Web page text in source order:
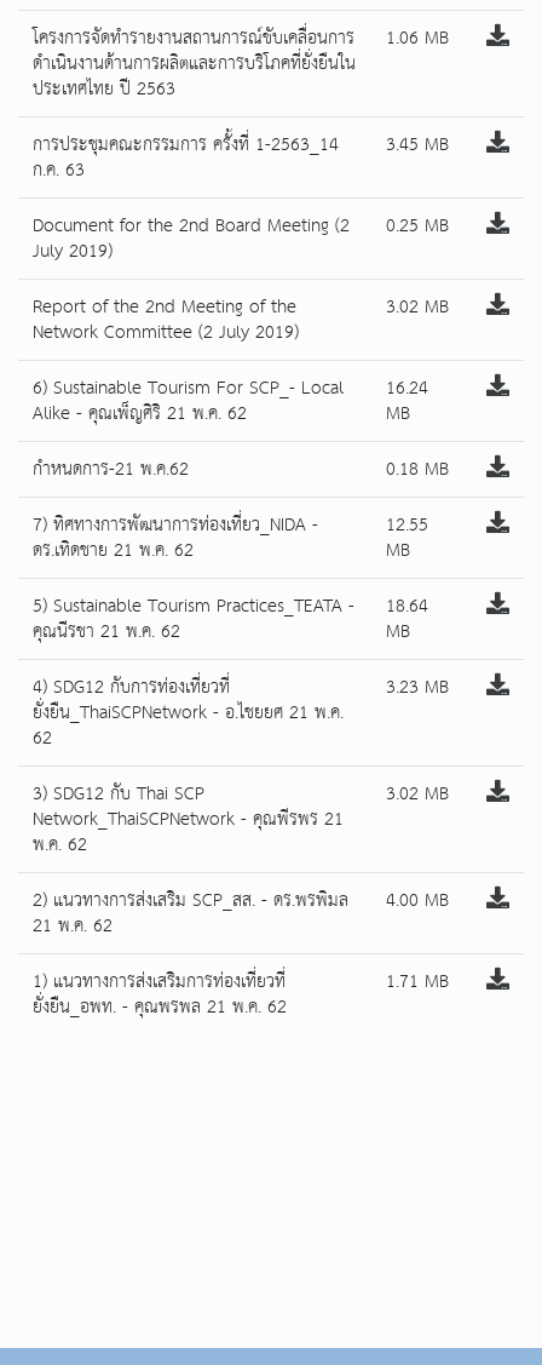
โครงการจัดทำรายงานสถานการณ์ขับเคลื่อนการ
ดำเนินงานด้านการผลิตและการบริโภคที่ยั่งยืนใน
ประเทศไทย ปี 2563
1.06 MB
การประชุมคณะกรรมการ ครั้งที่ 1-2563_14
ก.ค. 63
3.45 MB
Document for the 2nd Board Meeting (2
July 2019)
0.25 MB
Report of the 2nd Meeting of the
Network Committee (2 July 2019)
3.02 MB
6) Sustainable Tourism For SCP_- Local
Alike - คุณเพ็ญศิริ 21 พ.ค. 62
16.24
MB
กำหนดการ-21 พ.ค.62
0.18 MB
7) ทิศทางการพัฒนาการท่องเที่ยว_NIDA -
ดร.เทิดชาย 21 พ.ค. 62
12.55
MB
5) Sustainable Tourism Practices_TEATA -
คุณนีรชา 21 พ.ค. 62
18.64
MB
4) SDG12 กับการท่องเที่ยวที่
ยั่งยืน_ThaiSCPNetwork - อ.ไชยยศ 21 พ.ค.
62
3.23 MB
3) SDG12 กับ Thai SCP
Network_ThaiSCPNetwork - คุณพีรพร 21
พ.ค. 62
3.02 MB
2) แนวทางการส่งเสริม SCP_สส. - ดร.พรพิมล
21 พ.ค. 62
4.00 MB
1) แนวทางการส่งเสริมการท่องเที่ยวที่
ยั่งยืน_อพท. - คุณพรพล 21 พ.ค. 62
1.71 MB